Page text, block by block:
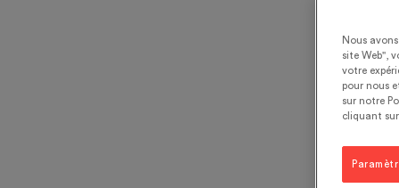
et
Nous
site Web",
votre
pour nous
sur notre
cliquant